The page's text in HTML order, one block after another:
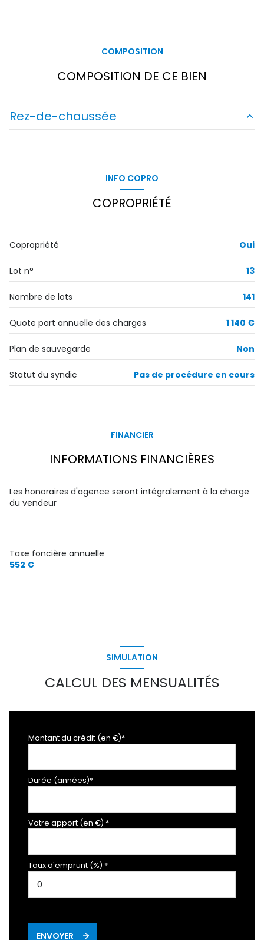
COMPOSITION
COMPOSITION DE CE BIEN
Rez-de-chaussée
INFO COPRO
COPROPRIÉTÉ
Copropriété Oui
Lot n° 13
Nombre de lots 141
Quote part annuelle des charges 1 140 €
Plan de sauvegarde Non
Statut du syndic Pas de procédure en cours
FINANCIER
INFORMATIONS FINANCIÈRES
Les honoraires d'agence seront intégralement à la charge
du vendeur
Taxe foncière annuelle
552 €
SIMULATION
CALCUL DES MENSUALITÉS
Montant du crédit (en €)*
Durée (années)*
Votre apport (en €) *
Taux d'emprunt (%) *
ENVOYER